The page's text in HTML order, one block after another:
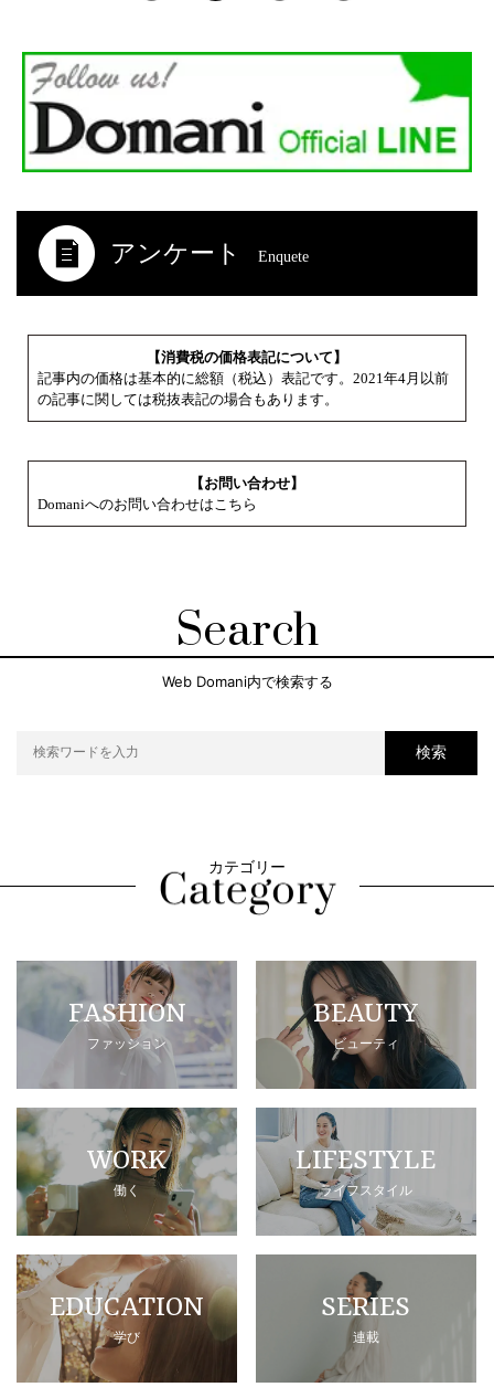
アンケート Enquete
【消費税の価格表記について】
記事内の価格は基本的に総額（税込）表記です。2021年4月以前
の記事に関しては税抜表記の場合もあります。
【お問い合わせ】
Domaniへのお問い合わせはこちら
Search
Web Domani内で検索する
検索
カテゴリー
FASHION
ファッション
BEAUTY
ビューティ
WORK
働く
LIFESTYLE
ライフスタイル
EDUCATION
学び
SERIES
連載